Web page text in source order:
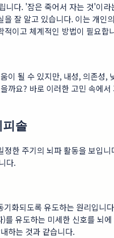
다. '잠은 죽어서 자는 것'이
잘 알고 있습니다. 이는 개
이고 체계적인 방법이 필요합
될 수 있지만, 내성, 의존성
요? 바로 이러한 고민 속에
솔
한 주기의 뇌파 활동을 보입
다.
화되도록 유도하는 원리입
를 유도하는 미세한 신호를 뇌
하는 것과 같습니다.